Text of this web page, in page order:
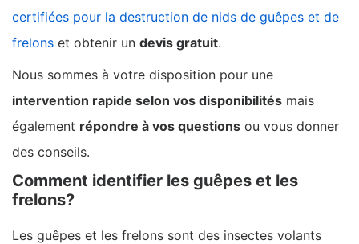
certifiées pour la destruction de nids de guêpes et de
frelons et obtenir un devis gratuit.
Nous sommes à votre disposition pour une
intervention rapide selon vos disponibilités mais
également répondre à vos questions ou vous donner
des conseils.
Comment identifier les guêpes et les
frelons?
Les guêpes et les frelons sont des insectes volants